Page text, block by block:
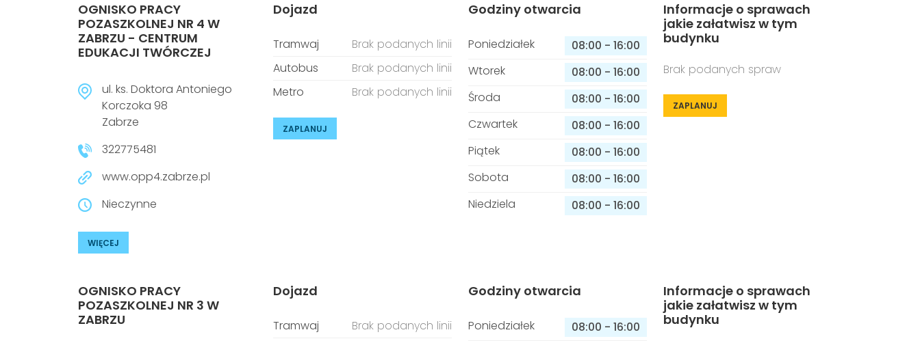
OGNISKO PRACY
POZASZKOLNEJ NR 4 W
ZABRZU - CENTRUM
EDUKACJI TWÓRCZEJ
ul. ks. Doktora Antoniego
Korczoka 98
Zabrze
322775481
www.opp4.zabrze.pl
Nieczynne
WIĘCEJ
Dojazd
Tramwaj
Brak podanych linii
Autobus
Brak podanych linii
Metro
Brak podanych linii
ZAPLANUJ
Godziny otwarcia
Poniedziałek 08:00 - 16:00
Wtorek
08:00 - 16:00
Środa
08:00 - 16:00
Czwartek
08:00 - 16:00
Piątek
08:00 - 16:00
Sobota
08:00 - 16:00
Niedziela
08:00 - 16:00
Informacje o sprawach
jakie załatwisz w tym
budynku
Brak podanych spraw
ZAPLANUJ
OGNISKO PRACY
POZASZKOLNEJ NR 3 W
ZABRZU
Dojazd
Tramwaj
Brak podanych linii
Godziny otwarcia
Poniedziałek 08:00 - 16:00
Informacje o sprawach
jakie załatwisz w tym
budynku